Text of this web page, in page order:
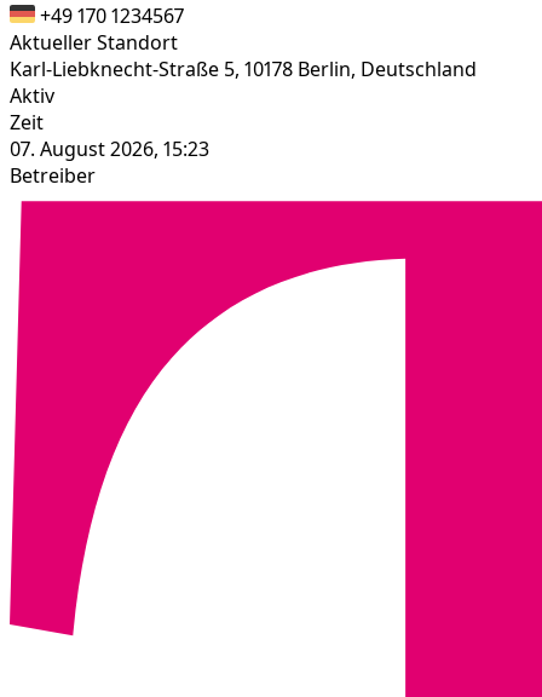
+49 170 1234567
Aktueller Standort
Karl-Liebknecht-Straße 5, 10178 Berlin, Deutschland
Aktiv
Zeit
07. August 2026, 15:23
Betreiber